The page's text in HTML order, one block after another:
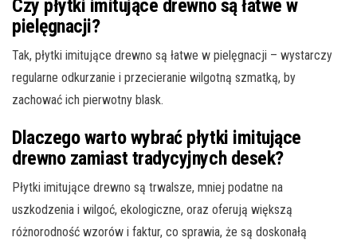
Czy płytki imitujące drewno są łatwe w
pielęgnacji?
Tak, płytki imitujące drewno są łatwe w pielęgnacji – wystarczy
regularne odkurzanie i przecieranie wilgotną szmatką, by
zachować ich pierwotny blask.
Dlaczego warto wybrać płytki imitujące
drewno zamiast tradycyjnych desek?
Płytki imitujące drewno są trwalsze, mniej podatne na
uszkodzenia i wilgoć, ekologiczne, oraz oferują większą
różnorodność wzorów i faktur, co sprawia, że są doskonałą